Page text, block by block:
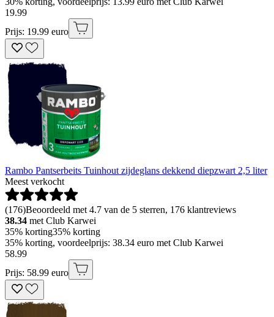
19.99
Prijs: 19.99 euro
Rambo Pantserbeits Tuinhout zijdeglans dekkend diepzwart 2,5 liter
Meest verkocht
(176)Beoordeeld met 4.7 van de 5 sterren, 176 klantreviews
38.34 met Club Karwei
35% korting35% korting
35% korting, voordeelprijs: 38.34 euro met Club Karwei
58.99
Prijs: 58.99 euro